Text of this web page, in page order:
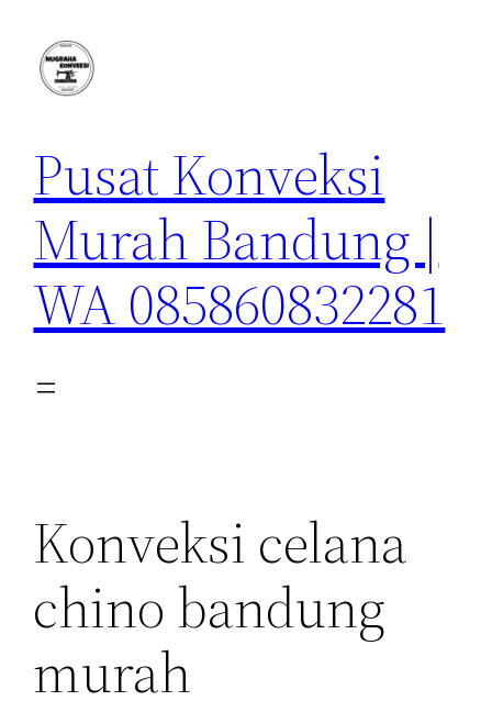
konten
Pusat Konveksi
Murah Bandung |
WA 085860832281
Konveksi celana
chino bandung
murah